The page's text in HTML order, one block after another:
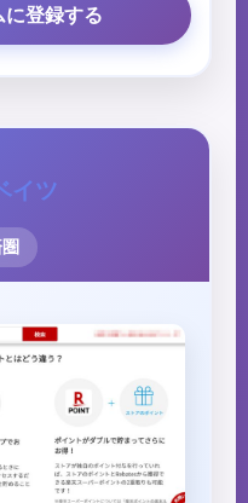
に登録する
イツ